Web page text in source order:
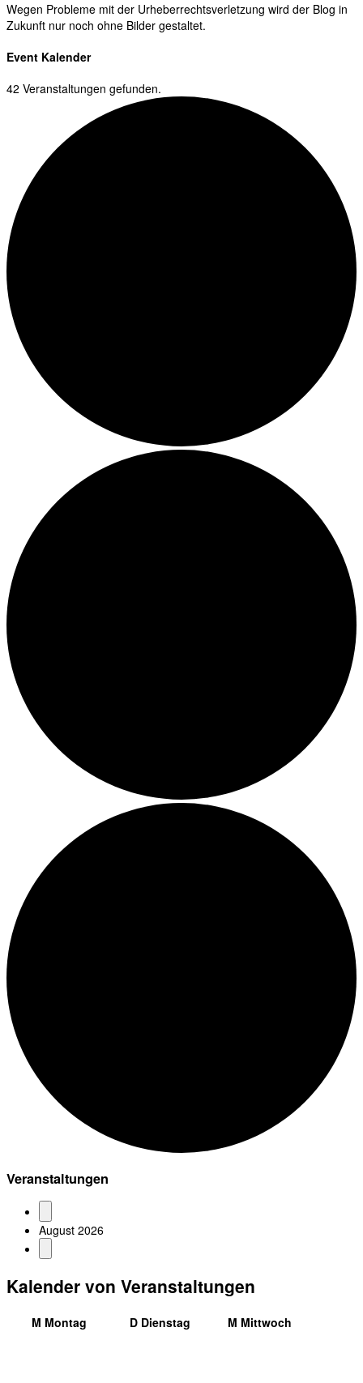
Wegen Probleme mit der Urheberrechtsverletzung wird der Blog in
Zukunft nur noch ohne Bilder gestaltet.
Event Kalender
42 Veranstaltungen gefunden.
Veranstaltungen
August 2026
Kalender von Veranstaltungen
M Montag D Dienstag M Mittwoch